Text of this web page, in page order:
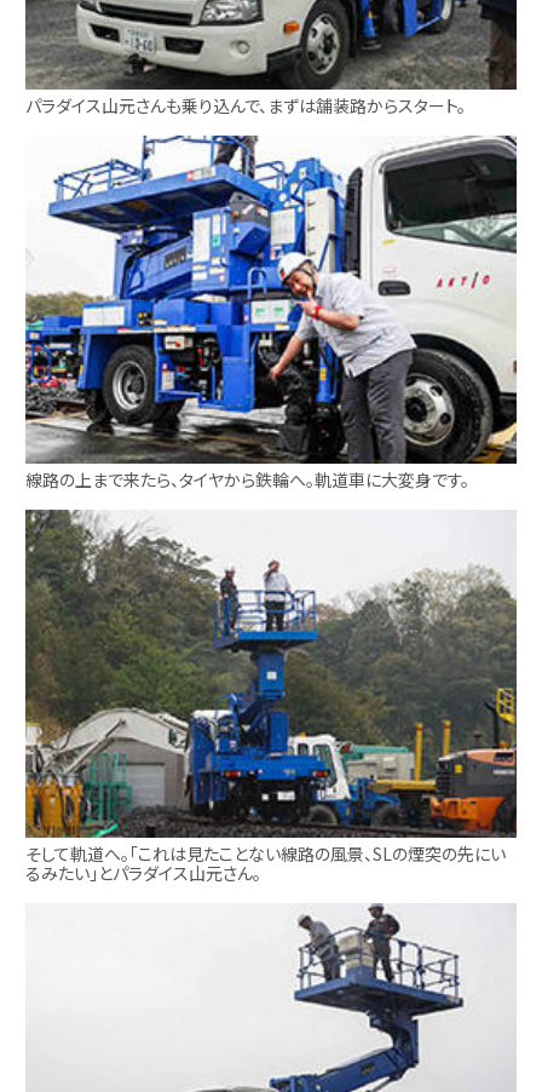
パラダイス山元さんも乗り込んで、まずは舗装路からスタート。
線路の上まで来たら、タイヤから鉄輪へ。軌道車に大変身です。
そして軌道へ。「これは見たことない線路の風景、SLの煙突の先にい
るみたい」とパラダイス山元さん。